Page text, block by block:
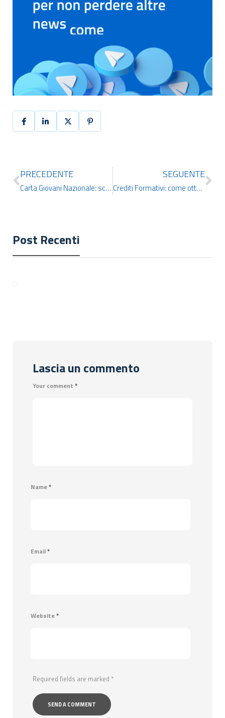
PRECEDENTE
Carta Giovani Nazionale: scopri le agevolazioni di IDCERT
SEGUENTE
Crediti Formativi: come ottenerli grazie alla Certificazione Informatica IDCERT
Post Recenti
Lascia un commento
Your comment *
Name*
Email*
Website*
Required fields are marked *